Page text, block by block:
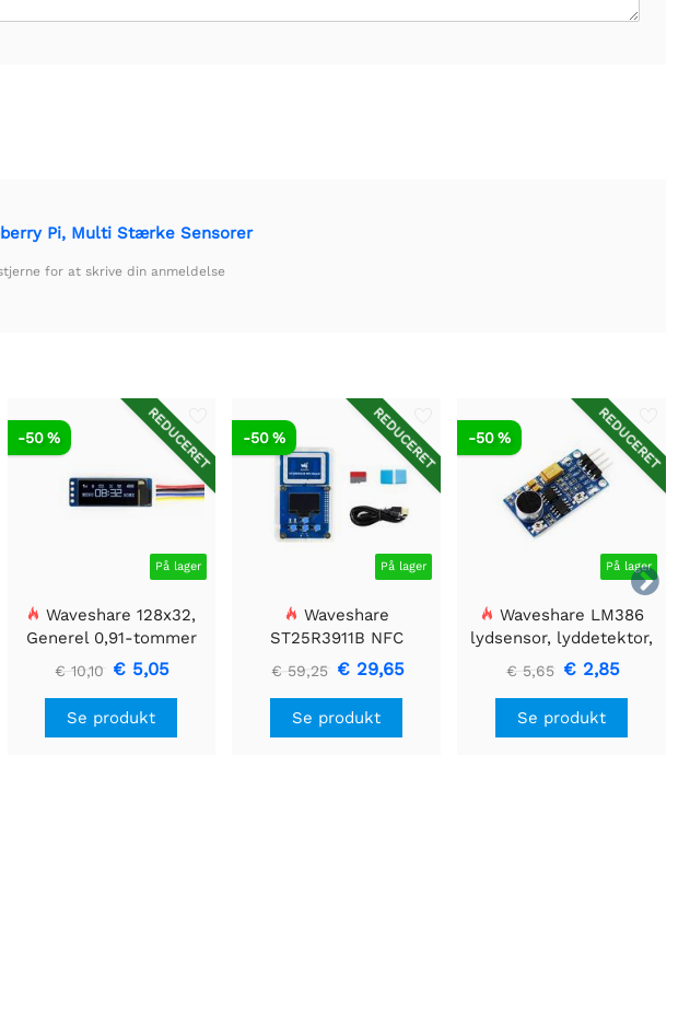
Pi, Multi Stærke Sensorer
for at skrive din anmeldelse

REDUCERET
På lager
-50 %
Waveshare 128x32,
Generel 0,91-tommer
OLED displaymodul
€ 10,10 € 5,05
Se produkt
REDUCERET
På lager
-50 %
Waveshare
ST25R3911B NFC
Evalueringssæt, NFC-
læser + TF-kort + USB-
kabel
€ 59,25 € 29,65
Se produkt
REDUCERET
På lager
-50 %
Waveshare LM386
lydsensor, lyddetektor,
kompatibel med Arduino
€ 5,65 € 2,85
Se produkt